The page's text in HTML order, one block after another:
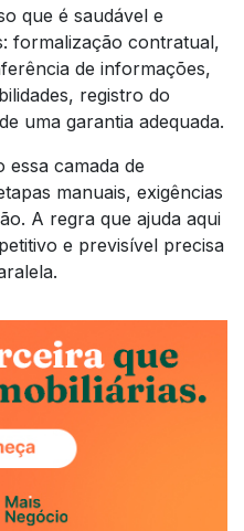
que é saudável e
formalização contratual,
de informações,
registro do
uma garantia adequada.
camada de
manuais, exigências
A regra que ajuda aqui
e previsível precisa